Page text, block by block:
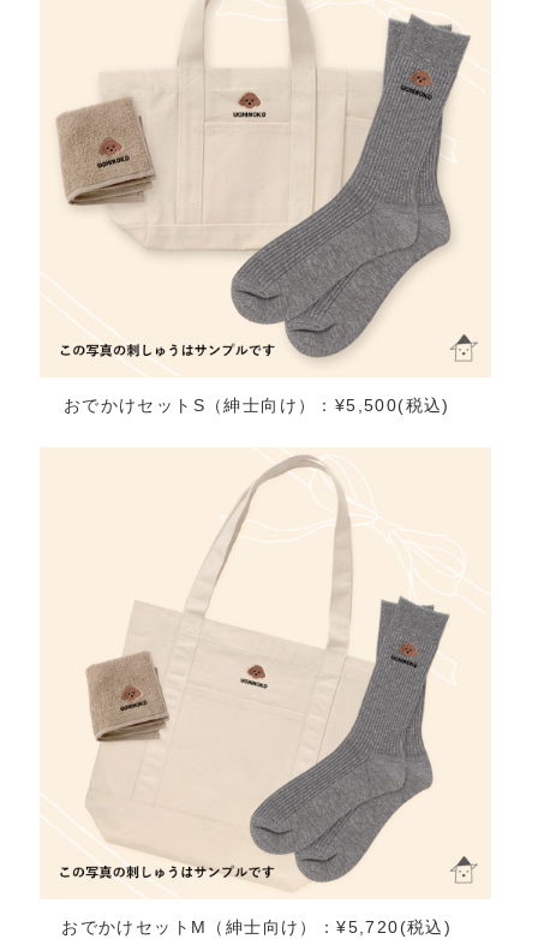
おでかけセットS（紳士向け）：¥5,500(税込)
おでかけセットM（紳士向け）：¥5,720(税込)